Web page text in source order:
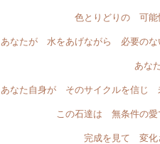
色とりどりの 可能
あなたが 水をあげながら 必要の
あな
あなた自身が そのサイクルを信じ
この石達は 無条件の
完成を見て 変